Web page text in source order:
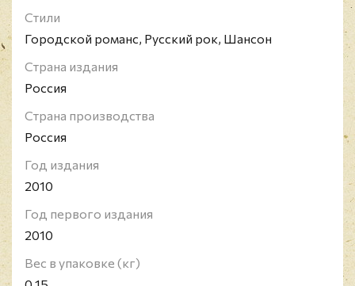
Стили
Городской романс, Русский рок, Шансон
Страна издания
Россия
Страна производства
Россия
Год издания
2010
Год первого издания
2010
Вес в упаковке (кг)